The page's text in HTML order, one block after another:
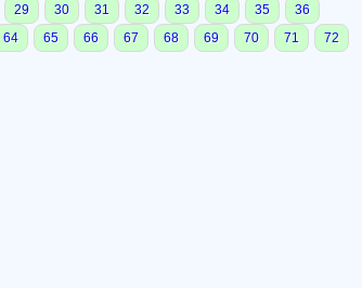
29 30 31 32 33 34 35
36
64 65 66 67 68 69 70 71
72